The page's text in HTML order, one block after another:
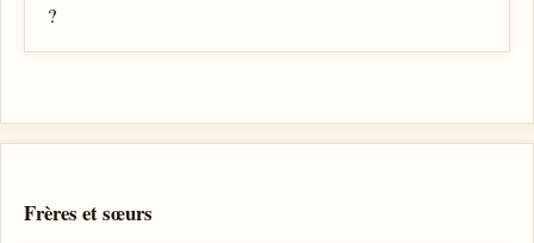
?
Frères et sœurs